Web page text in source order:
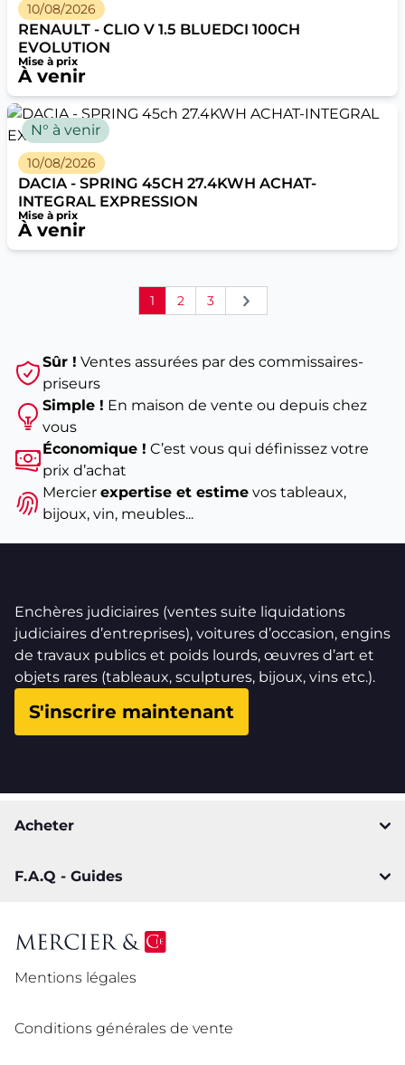
10/08/2026
RENAULT - CLIO V 1.5 BLUEDCI 100CH
EVOLUTION
Mise à prix
À venir
N° à venir
10/08/2026
DACIA - SPRING 45CH 27.4KWH ACHAT-
INTEGRAL EXPRESSION
Mise à prix
À venir
1 2 3 Suivant
Sûr ! Ventes assurées par des commissaires-
priseurs
Simple ! En maison de vente ou depuis chez
vous
Économique ! C’est vous qui définissez votre
prix d’achat
Mercier expertise et estimevos tableaux,
bijoux, vin, meubles...
Enchères judiciaires (ventes suite liquidations
judiciaires d’entreprises), voitures d’occasion, engins
de travaux publics et poids lourds, œuvres d’art et
objets rares (tableaux, sculptures, bijoux, vins etc.).
S'inscrire maintenant
Acheter
F.A.Q - Guides
Mentions légales
Conditions générales de vente